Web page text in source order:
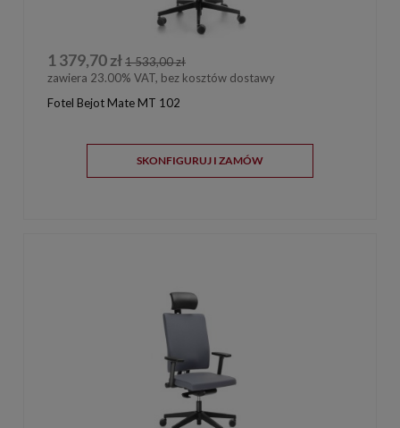
1 379,70 zł1 533,00 zł
zawiera 23.00% VAT, bez kosztów dostawy
Fotel Bejot Mate MT 102
SKONFIGURUJ I ZAMÓW